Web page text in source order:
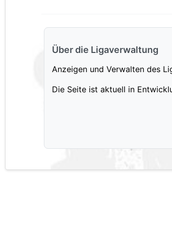
Über die Ligaverwaltung
Anzeigen und Verwalten des
Die Seite ist aktuell in